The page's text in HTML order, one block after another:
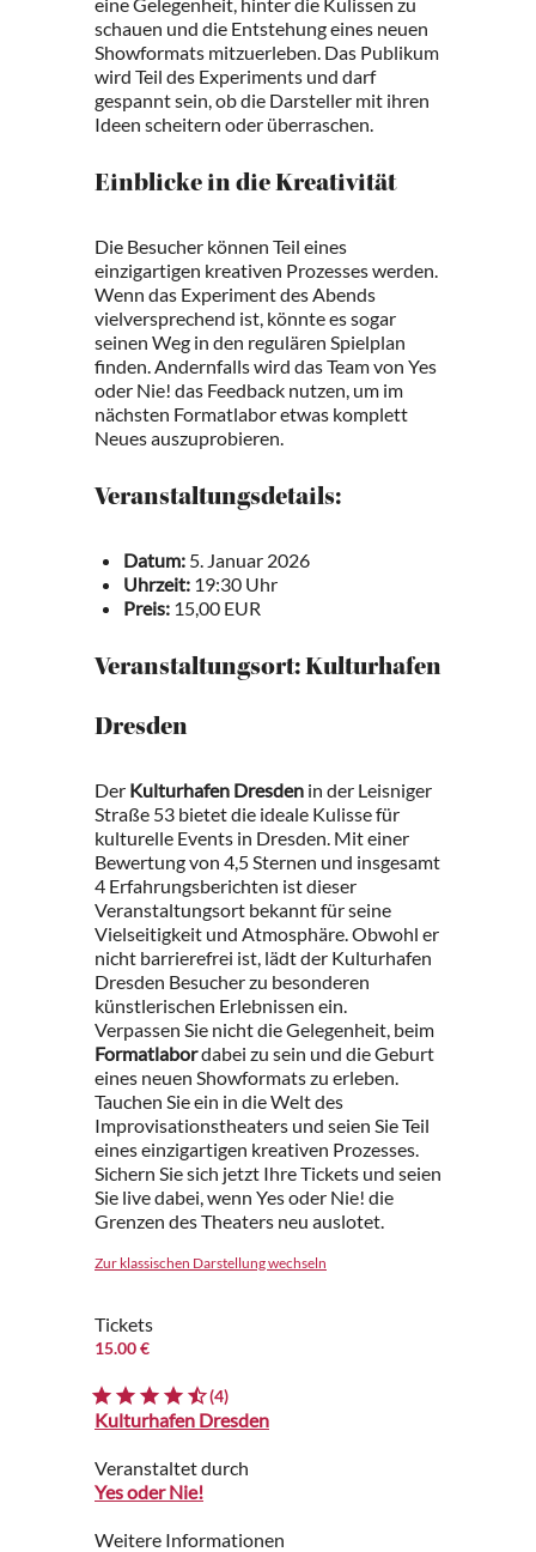
schauen und die Entstehung eines neuen
Showformats mitzuerleben. Das Publikum
wird Teil des Experiments und darf
gespannt sein, ob die Darsteller mit ihren
Ideen scheitern oder überraschen.
Einblicke in die Kreativität
Die Besucher können Teil eines
einzigartigen kreativen Prozesses werden.
Wenn das Experiment des Abends
vielversprechend ist, könnte es sogar
seinen Weg in den regulären Spielplan
finden. Andernfalls wird das Team von Yes
oder Nie! das Feedback nutzen, um im
nächsten Formatlabor etwas komplett
Neues auszuprobieren.
Veranstaltungsdetails:
Datum: 5. Januar 2026
Uhrzeit: 19:30 Uhr
Preis: 15,00 EUR
Veranstaltungsort: Kulturhafen
Dresden
Der Kulturhafen Dresden in der Leisniger
Straße 53 bietet die ideale Kulisse für
kulturelle Events in Dresden. Mit einer
Bewertung von 4,5 Sternen und insgesamt
4 Erfahrungsberichten ist dieser
Veranstaltungsort bekannt für seine
Vielseitigkeit und Atmosphäre. Obwohl er
nicht barrierefrei ist, lädt der Kulturhafen
Dresden Besucher zu besonderen
künstlerischen Erlebnissen ein.
Verpassen Sie nicht die Gelegenheit, beim
Formatlabordabei zu sein und die Geburt
eines neuen Showformats zu erleben.
Tauchen Sie ein in die Welt des
Improvisationstheaters und seien Sie Teil
eines einzigartigen kreativen Prozesses.
Sichern Sie sich jetzt Ihre Tickets und seien
Sie live dabei, wenn Yes oder Nie! die
Grenzen des Theaters neu auslotet.
Zur klassischen Darstellung wechseln
Tickets
15.00 €
(4)
Kulturhafen Dresden
Veranstaltet durch
Yes oder Nie!
Weitere Informationen